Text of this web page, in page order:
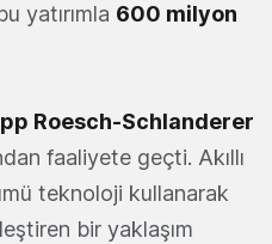
yatırımla 600 milyon
Roesch-Schlanderer
faaliyete geçti. Akıllı
teknoloji kullanarak
bir yaklaşım